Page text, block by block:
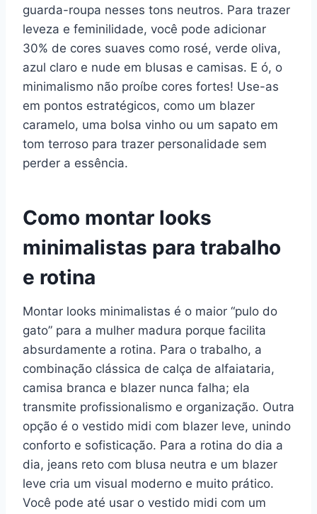
guarda-roupa nesses tons neutros. Para trazer
leveza e feminilidade, você pode adicionar
30% de cores suaves como rosé, verde oliva,
azul claro e nude em blusas e camisas. E ó, o
minimalismo não proíbe cores fortes! Use-as
em pontos estratégicos, como um blazer
caramelo, uma bolsa vinho ou um sapato em
tom terroso para trazer personalidade sem
perder a essência.
Como montar looks
minimalistas para trabalho
e rotina
Montar looks minimalistas é o maior “pulo do
gato” para a mulher madura porque facilita
absurdamente a rotina. Para o trabalho, a
combinação clássica de calça de alfaiataria,
camisa branca e blazer nunca falha; ela
transmite profissionalismo e organização. Outra
opção é o vestido midi com blazer leve, unindo
conforto e sofisticação. Para a rotina do dia a
dia, jeans reto com blusa neutra e um blazer
leve cria um visual moderno e muito prático.
Você pode até usar o vestido midi com um